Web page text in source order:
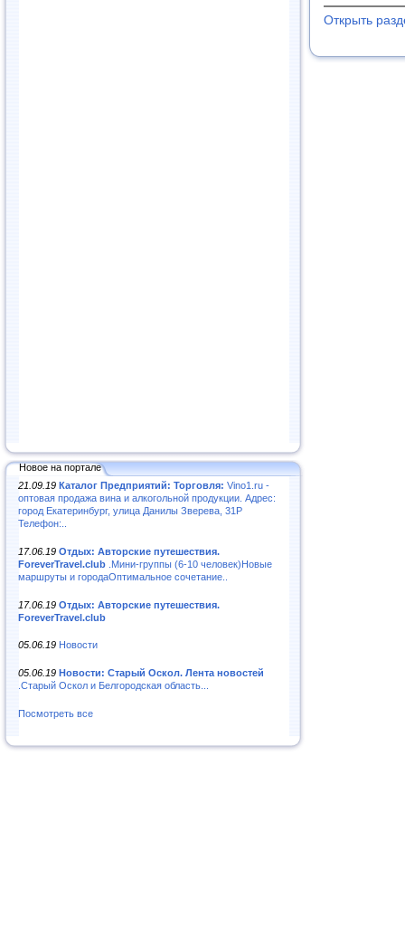
Новое на портале
21.09.19 Каталог Предприятий: Торговля: Vino1.ru -
оптовая продажа вина и алкогольной продукции. Адрес:
город Екатеринбург, улица Данилы Зверева, 31Р
Телефон:..
17.06.19 Отдых: Авторские путешествия.
ForeverTravel.club .Мини-группы (6-10 человек)Новые
маршруты и городаОптимальное сочетание..
17.06.19 Отдых: Авторские путешествия.
ForeverTravel.club
05.06.19 Новости
05.06.19 Новости: Старый Оскол. Лента новостей
.Старый Оскол и Белгородская область...
Посмотреть все
Открыть